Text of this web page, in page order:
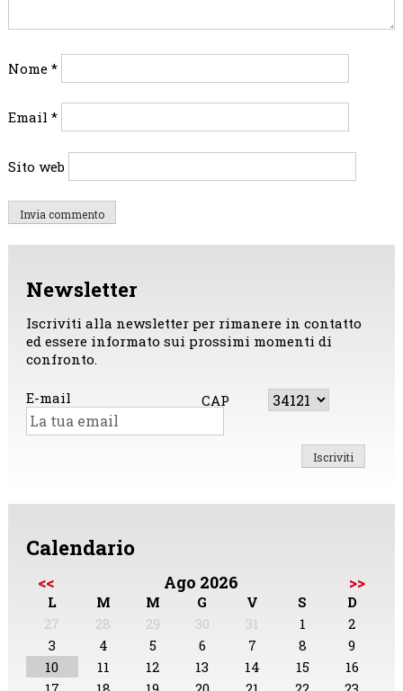
Nome *
Email *
Sito web
Newsletter
Iscriviti alla newsletter per rimanere in contatto
ed essere informato sui prossimi momenti di
confronto.
E-mail CAP
Calendario
<< Ago 2026 >>
L M M G V S
D
27
28 29 30 31 1
2
3
4 5 6 7 8
9
10
11 12 13 14 15
16